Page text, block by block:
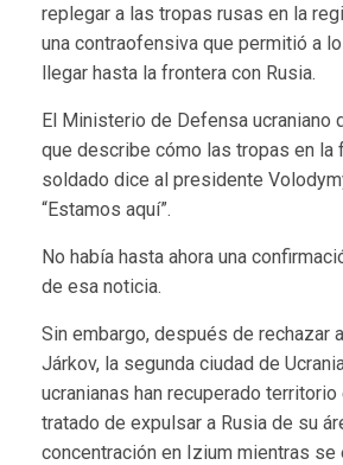
replegar a las tropas rusas en la
una contraofensiva que permitió a
llegar hasta la frontera con Rusia.
El Ministerio de Defensa ucraniano
que describe cómo las tropas en la
soldado dice al presidente
“Estamos aquí”.
No había hasta ahora una
de esa noticia.
Sin embargo, después de rechazar
Járkov, la segunda ciudad de
ucranianas han recuperado
tratado de expulsar a Rusia de su
concentración en Izium mientras se